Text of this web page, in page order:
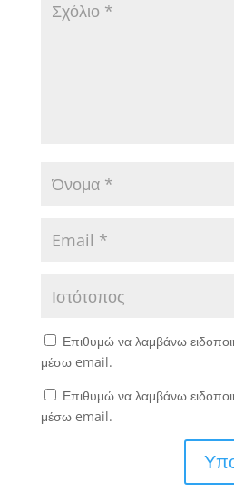
Επιθυμώ να λαμβάνω
μέσω email.
Επιθυμώ να λαμβάνω
μέσω email.